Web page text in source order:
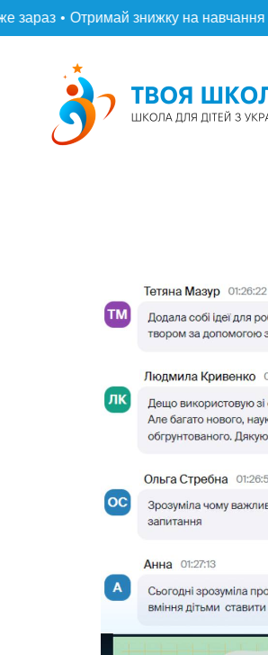
• Отримай знижку на навчання •